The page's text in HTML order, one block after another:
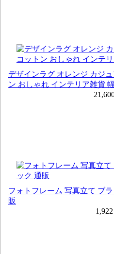
デザインラグ オレンジ カジ
ン おしゃれ インテリア雑貨
フォトフレーム 写真立て ブ
販